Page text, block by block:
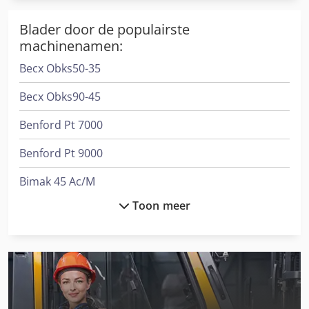
Blader door de populairste
machinenamen:
Becx Obks50-35
Becx Obks90-45
Benford Pt 7000
Benford Pt 9000
Bimak 45 Ac/M
Gesan Dvs 200
International 433
Toon meer